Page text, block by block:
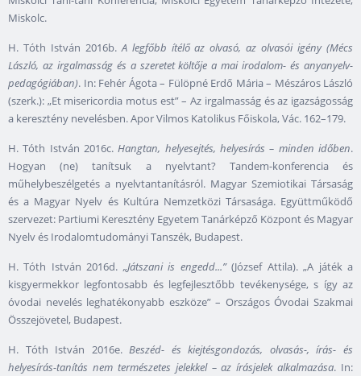
Miskolc.
H. Tóth István 2016b.A legfőbb ítélő az olvasó, az olvasói igény (Mécs
László, az irgalmasság és a szeretet költője a mai irodalom- és anyanyelv-
pedagógiában). In: Fehér Ágota – Fülöpné Erdő Mária – Mészáros László
(szerk.): „Et misericordia motus est” – Az irgalmasság és az igazságosság
a keresztény nevelésben. Apor Vilmos Katolikus Főiskola, Vác. 162–179.
H. Tóth István 2016c.Hangtan, helyesejtés, helyesírás – minden időben.
Hogyan (ne) tanítsuk a nyelvtant? Tandem-konferencia és
műhelybeszélgetés a nyelvtantanításról. Magyar Szemiotikai Társaság
és a Magyar Nyelv és Kultúra Nemzetközi Társasága. Együttműködő
szervezet: Partiumi Keresztény Egyetem Tanárképző Központ és Magyar
Nyelv és Irodalomtudományi Tanszék, Budapest.
H. Tóth István 2016d. „Játszani is engedd...”(József Attila). „A játék a
kisgyermekkor legfontosabb és legfejlesztőbb tevékenysége, s így az
óvodai nevelés leghatékonyabb eszköze” – Országos Óvodai Szakmai
Összejövetel, Budapest.
H. Tóth István 2016e.Beszéd- és kiejtésgondozás, olvasás-, írás- és
helyesírás-tanítás nem természetes jelekkel – az írásjelek alkalmazása. In: